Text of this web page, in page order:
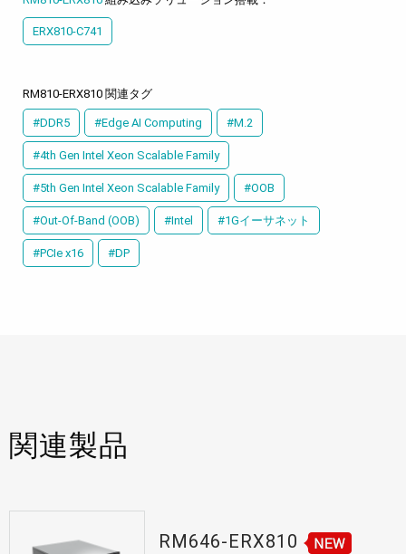
ERX810-C741
RM810-ERX810 関連タグ
#DDR5 #Edge AI Computing #M.2
#4th Gen Intel Xeon Scalable Family
#5th Gen Intel Xeon Scalable Family #OOB
#Out-Of-Band (OOB) #Intel #1Gイーサネット
#PCIe x16 #DP
関連製品
RM646-ERX810